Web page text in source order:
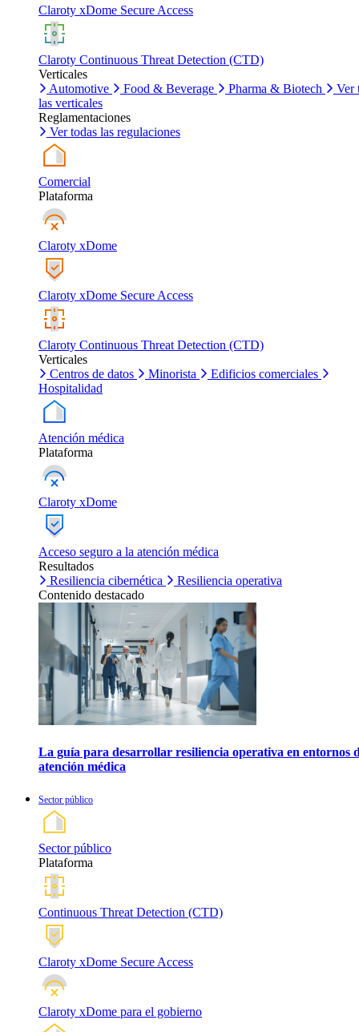
Claroty xDome Secure Access
Claroty Continuous Threat Detection (CTD)
Verticales
Automotive
Food & Beverage Pharma & Biotech
Ver
las verticales
Reglamentaciones
Ver todas las regulaciones
Comercial
Plataforma
Claroty xDome
Claroty xDome Secure Access
Claroty Continuous Threat Detection (CTD)
Verticales
Centros de datos
Minorista
Edificios comerciales
Hospitalidad
Atención médica
Plataforma
Claroty xDome
Acceso seguro a la atención médica
Resultados
Resiliencia cibernética
Resiliencia operativa
Contenido destacado
La guía para desarrollar resiliencia operativa en entornos
atención médica
Sector público
Sector público
Plataforma
Continuous Threat Detection (CTD)
Claroty xDome Secure Access
Claroty xDome para el gobierno